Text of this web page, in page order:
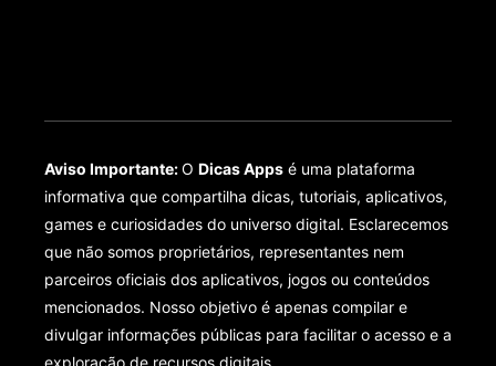
Aviso Importante:O Dicas Apps é uma plataforma
informativa que compartilha dicas, tutoriais, aplicativos,
games e curiosidades do universo digital. Esclarecemos
que não somos proprietários, representantes nem
parceiros oficiais dos aplicativos, jogos ou conteúdos
mencionados. Nosso objetivo é apenas compilar e
divulgar informações públicas para facilitar o acesso e a
exploração de recursos digitais.